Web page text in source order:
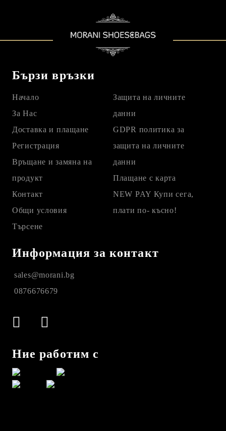
Бързи връзки
Начало
За Нас
Доставка и плащане
Регистрация
Връщане и замяна на
продукт
Контакт
Общи условия
Търсене
Защита на личните
данни
GDPR политика за
защита на личните
данни
Плащане с карта
NEW PAY Купи сега,
плати по- късно!
Информация за контакт
sales@morani.bg
0876676679
Ние работим с